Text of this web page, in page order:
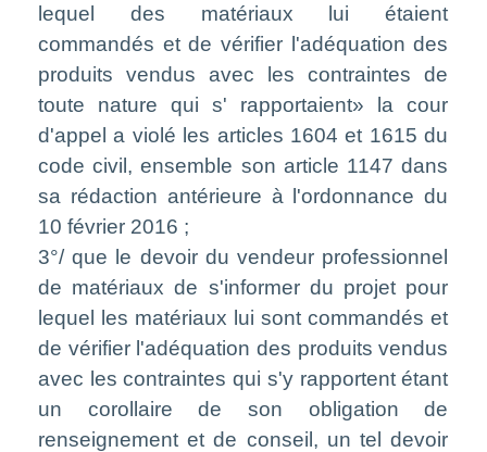
lequel des matériaux lui étaient
commandés et de vérifier l'adéquation des
produits vendus avec les contraintes de
toute nature qui s' rapportaient» la cour
d'appel a violé les articles 1604 et 1615 du
code civil, ensemble son article 1147 dans
sa rédaction antérieure à l'ordonnance du
10 février 2016 ;
3°/ que le devoir du vendeur professionnel
de matériaux de s'informer du projet pour
lequel les matériaux lui sont commandés et
de vérifier l'adéquation des produits vendus
avec les contraintes qui s'y rapportent étant
un corollaire de son obligation de
renseignement et de conseil, un tel devoir